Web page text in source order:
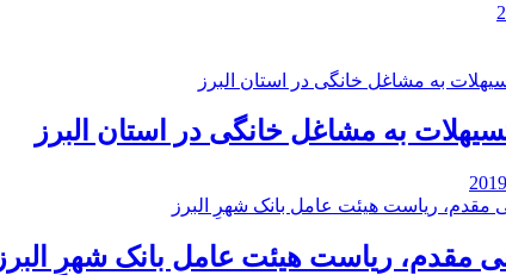
به مشاغل خانگی در استان البرز
مقدم، ریاست هیئت عامل بانک شهرِ البرز